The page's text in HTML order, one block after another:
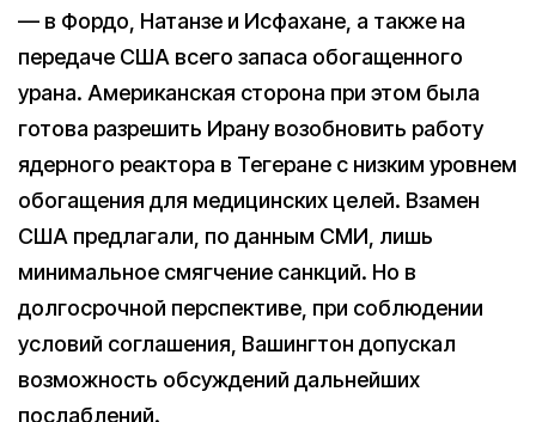
— в Фордо, Натанзе и Исфахане, а также на
передаче США всего запаса обогащенного
урана. Американская сторона при этом была
готова разрешить Ирану возобновить работу
ядерного реактора в Тегеране с низким уровнем
обогащения для медицинских целей. Взамен
США предлагали, по данным СМИ, лишь
минимальное смягчение санкций. Но в
долгосрочной перспективе, при соблюдении
условий соглашения, Вашингтон допускал
возможность обсуждений дальнейших
послаблений.